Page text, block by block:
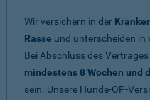
Wir versichern in der
Rasse und unterscheiden in
Bei Abschluss des
mindestens 8 Wochen und
sein. Unsere Hunde-OP-